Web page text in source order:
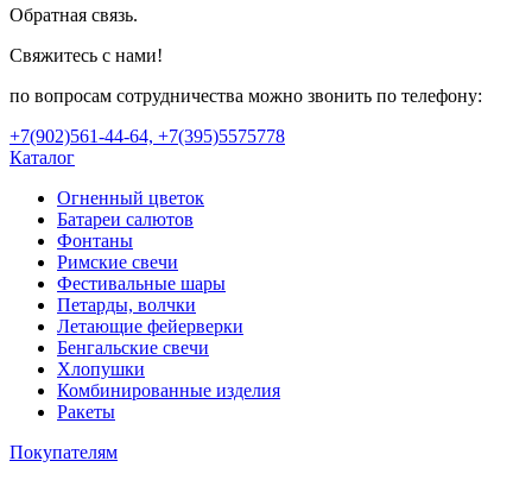
Обратная связь.
Свяжитесь с нами!
по вопросам сотрудничества можно звонить по телефону:
+7(902)561-44-64, +7(395)5575778
Каталог
Огненный цветок
Батареи салютов
Фонтаны
Римские свечи
Фестивальные шары
Петарды, волчки
Летающие фейерверки
Бенгальские свечи
Хлопушки
Комбинированные изделия
Ракеты
Покупателям